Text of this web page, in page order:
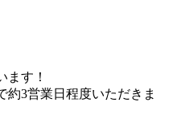
ます！
約3営業日程度いただきま